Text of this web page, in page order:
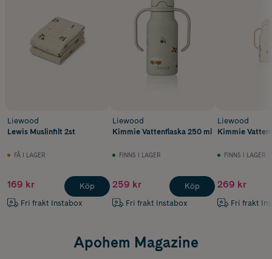
Liewood
Lewis Muslinfilt 2st
FÅ I LAGER
169 kr
Fri frakt Instabox
Köp
Liewood
Kimmie Vattenflaska 250 ml
FINNS I LAGER
259 kr
Fri frakt Instabox
Köp
Liewood
Kimmie
FINNS I LAGER
269 kr
Fri frakt
Apohem Magazine